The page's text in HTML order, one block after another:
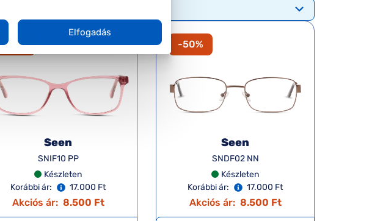
-50%
Seen
SNIF10 PP
Készleten
Korábbi ár:
17.000 Ft
Akciós ár: 8.500 Ft
-50%
Seen
SNDF02 NN
Készleten
Korábbi ár:
17.000 Ft
Akciós ár: 8.500 Ft
Elfogadás